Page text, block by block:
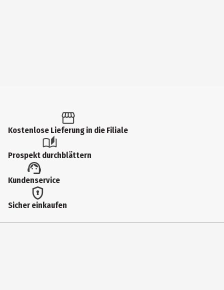
Kostenlose Lieferung in die Filiale
Prospekt durchblättern
Kundenservice
Sicher einkaufen